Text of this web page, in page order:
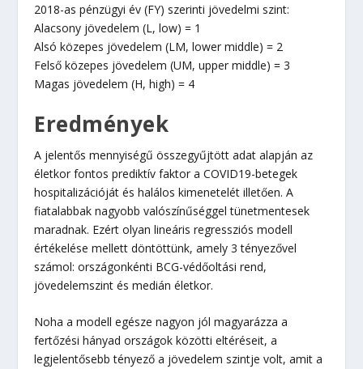
2018-as pénzügyi év (FY) szerinti jövedelmi szint:
Alacsony jövedelem (L, low) = 1
Alsó közepes jövedelem (LM, lower middle) = 2
Felső közepes jövedelem (UM, upper middle) = 3
Magas jövedelem (H, high) = 4
Eredmények
A jelentős mennyiségű összegyűjtött adat alapján az
életkor fontos prediktív faktor a COVID19-betegek
hospitalizációját és halálos kimenetelét illetően. A
fiatalabbak nagyobb valószínűséggel tünetmentesek
maradnak. Ezért olyan lineáris regressziós modell
értékelése mellett döntöttünk, amely 3 tényezővel
számol: országonkénti BCG-védőoltási rend,
jövedelemszint és medián életkor.
Noha a modell egésze nagyon jól magyarázza a
fertőzési hányad országok közötti eltéréseit, a
legjelentősebb tényező a jövedelem szintje volt, amit a